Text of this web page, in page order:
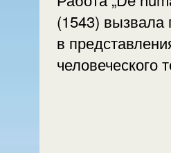
(1543) вызвала
в
человеческого